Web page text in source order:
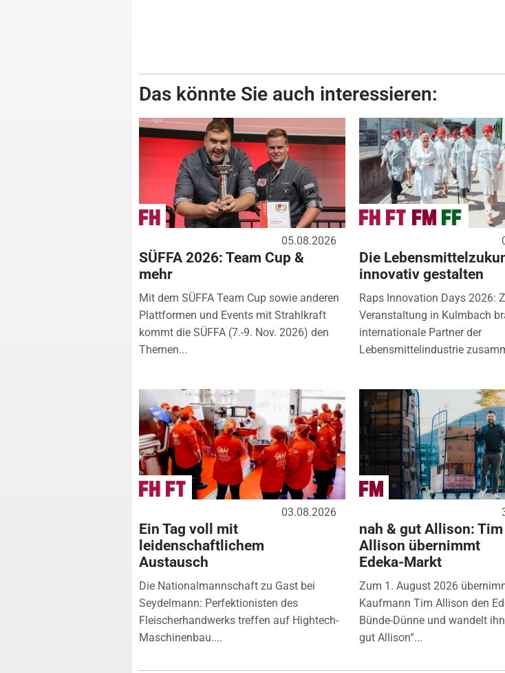
Das könnte Sie auch interessieren:
05.08.2026
SÜFFA 2026: Team Cup &
mehr
Mit dem SÜFFA Team Cup sowie anderen
Plattformen und Events mit Strahlkraft
kommt die SÜFFA (7.-9. Nov. 2026) den
Themen...
Die
innovativ gestalten
Raps Innovation Days 2026:
Veranstaltung in Kulmbach
internationale Partner der
Lebensmittelindustrie
03.08.2026
Ein Tag voll mit
leidenschaftlichem
Austausch
Die Nationalmannschaft zu Gast bei
Seydelmann: Perfektionisten des
Fleischerhandwerks treffen auf Hightech-
Maschinenbau....
nah & gut Allison: Tim
Allison übernimmt
Edeka-Markt
Zum 1. August 2026
Kaufmann Tim Allison den
Bünde-Dünne und wandelt
gut Allison“...